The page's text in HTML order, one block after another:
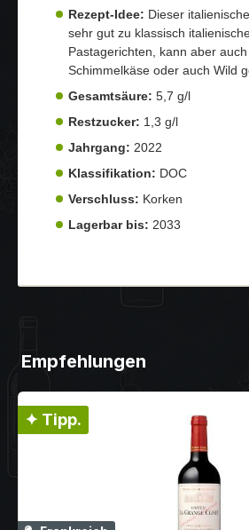
Rezept-Idee: Dieser
sehr gut zu klassisch
Pastagerichten, kann aber
Schimmelkäse oder auch Wild
Gesamtsäure: 5,7 g/l
Restzucker: 1,3 g/l
Jahrgang: 2022
Klassifikation: DOC
Verschluss: Korken
Lagerbar bis: 2033
Empfehlungen
✦ Tipp.